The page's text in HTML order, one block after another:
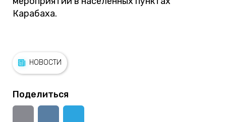
Карабаха.
НОВОСТИ
Поделиться